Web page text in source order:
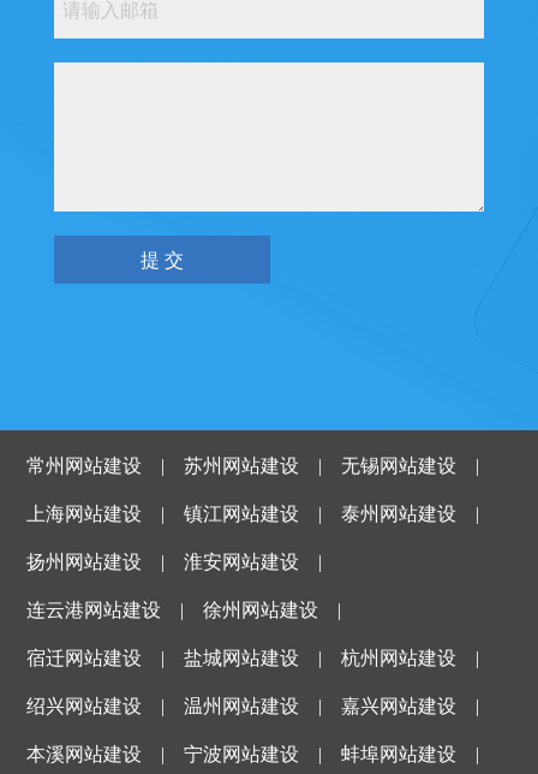
常州网站建设 |苏州网站建设 |无锡网站建设 |
上海网站建设 |镇江网站建设 |泰州网站建设 |
扬州网站建设 |淮安网站建设 |
连云港网站建设 |徐州网站建设 |
宿迁网站建设 |盐城网站建设 |杭州网站建设 |
绍兴网站建设 |温州网站建设 |嘉兴网站建设 |
本溪网站建设 |宁波网站建设 |蚌埠网站建设 |